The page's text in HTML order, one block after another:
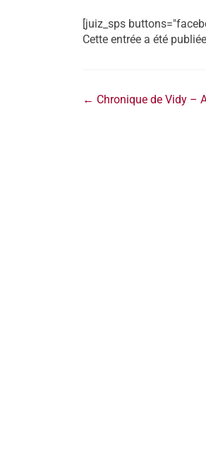
[juiz_sps
Cette entrée a été
← Chronique de Vidy –